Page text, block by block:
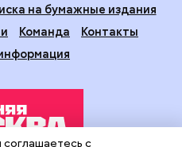
на бумажные издания
Команда
Контакты
соглашаетесь с